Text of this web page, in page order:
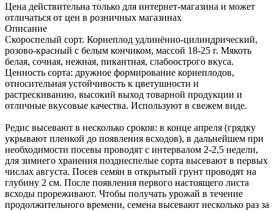
Цена действительна только для интернет-магазина и может
отличаться от цен в розничных магазинах
Описание
Скороспелый сорт. Корнеплод удлинённо-цилиндрический,
розово-красный с белым кончиком, массой 18-25 г. Мякоть
белая, сочная, нежная, пикантная, слабоострого вкуса.
Ценность сорта: дружное формирование корнеплодов,
относительная устойчивость к цветушности и
растрескиванию, высокий выход товарной продукции и
отличные вкусовые качества. Используют в свежем виде.
Редис высевают в несколько сроков: в конце апреля (грядку
укрывают пленкой до появления всходов), в дальнейшем при
необходимости посевы проводят с интервалом 2-2,5 недели,
для зимнего хранения позднеспелые сорта высевают в первых
числах августа. Посев семян в открытый грунт проводят на
глубину 2 см. После появления первого настоящего листа
всходы прореживают. Чтобы получать урожай в течение
продолжительного времени, семена высевают несколько раз за